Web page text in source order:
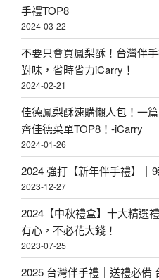
手禮TOP8
2024-03-22
不要只會買鳳梨酥！台灣伴
對味，省時省力iCarry！
2024-02-21
佳德鳳梨酥速購懶人包！一
齊佳德菜單TOP8！-iCarry
2024-01-26
2024 強打【新年伴手禮】｜
2023-12-27
2024【中秋禮盒】十大精選
有心，不必花大錢！
2023-07-25
2025 台灣伴手禮｜送禮必備